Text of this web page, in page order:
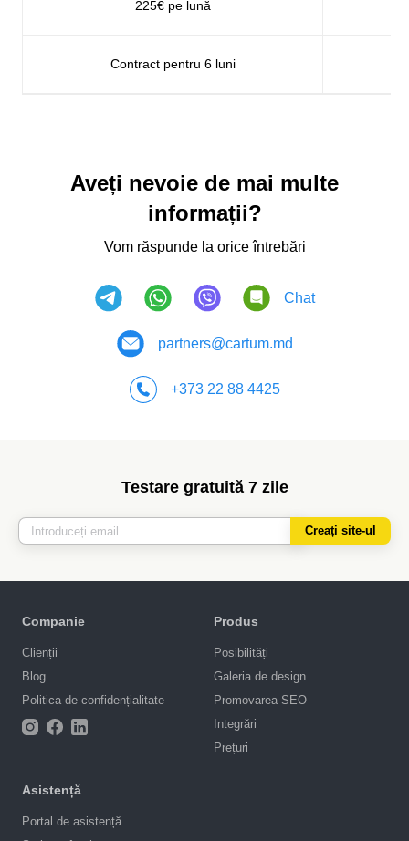
225€ pe lună
Contract pentru 6 luni
Aveți nevoie de mai multe
informații?
Vom răspunde la orice întrebări
Chat
partners@cartum.md
+373 22 88 4425
Testare gratuită 7 zile
Creați site-ul
Companie
Clienții
Blog
Politica de confidențialitate
Produs
Posibilități
Galeria de design
Promovarea SEO
Integrări
Prețuri
Asistență
Portal de asistență